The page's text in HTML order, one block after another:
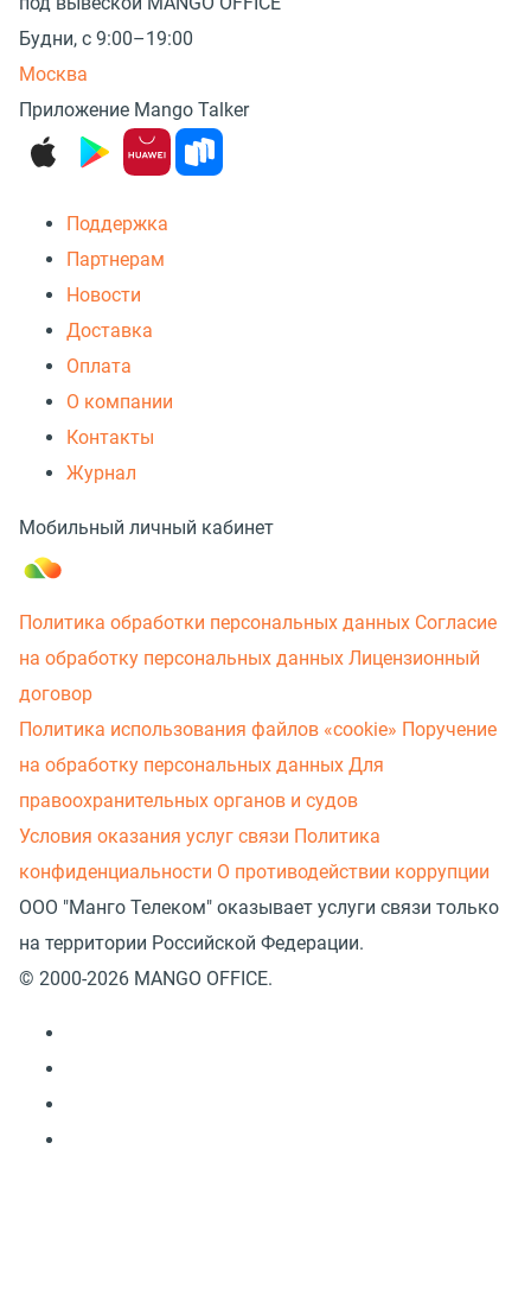
Будни, с 9:00–19:00
Москва
Приложение Mango Talker
Поддержка
Партнерам
Новости
Доставка
Оплата
О компании
Контакты
Журнал
Мобильный личный кабинет
Политика обработки персональных данных Согласие
на обработку персональных данных Лицензионный
договор
Политика использования файлов «cookie» Поручение
на обработку персональных данных Для
правоохранительных органов и судов
Условия оказания услуг связи Политика
конфиденциальности О противодействии коррупции
ООО "Манго Телеком" оказывает услуги связи только
на территории Российской Федерации.
© 2000-2026 MANGO OFFICE.